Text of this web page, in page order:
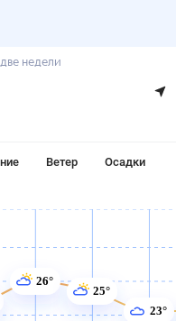
недели
Ветер Осадки
26°
25°
23°